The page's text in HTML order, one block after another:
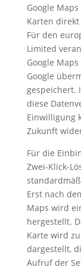
Google
Karten
Für den
Limited
Google
Google
gespeichert.
diese
Einwilligung
Zukunft
Für die
Zwei-Klick-
Erst nach
Maps wird
hergestellt.
Karte wird
dargestellt,
Aufruf der